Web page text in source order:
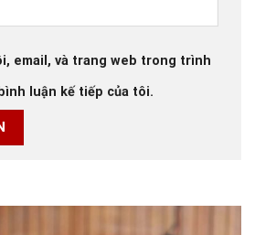
email, và trang web trong trình
luận kế tiếp của tôi.